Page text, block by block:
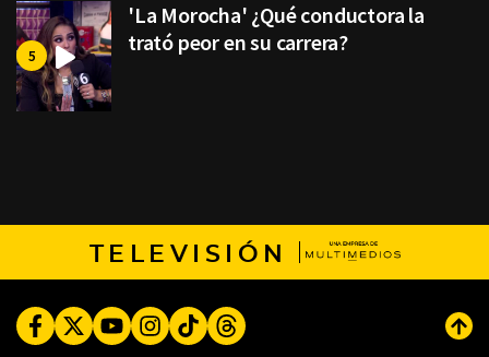
'La Morocha' ¿Qué conductora la
trató peor en su carrera?
TELEVISIÓN
FacebookTwitterYoutubeInstagram
TikTokThreads